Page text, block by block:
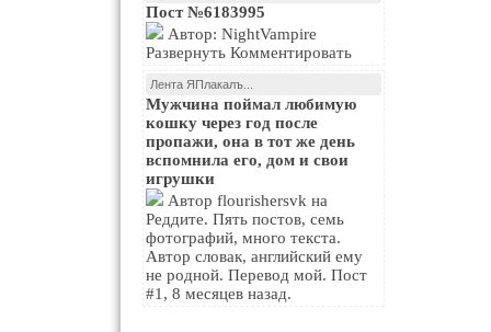
Пост №6183995
Развернуть Комментировать
Лента ЯПлакалъ...
Мужчина поймал любимую
кошку через год после
пропажи, она в тот же день
вспомнила его, дом и свои
игрушки
Реддите. Пять постов, семь
фотографий, много текста.
Автор словак, английский ему
не родной. Перевод мой. Пост
#1, 8 месяцев назад.